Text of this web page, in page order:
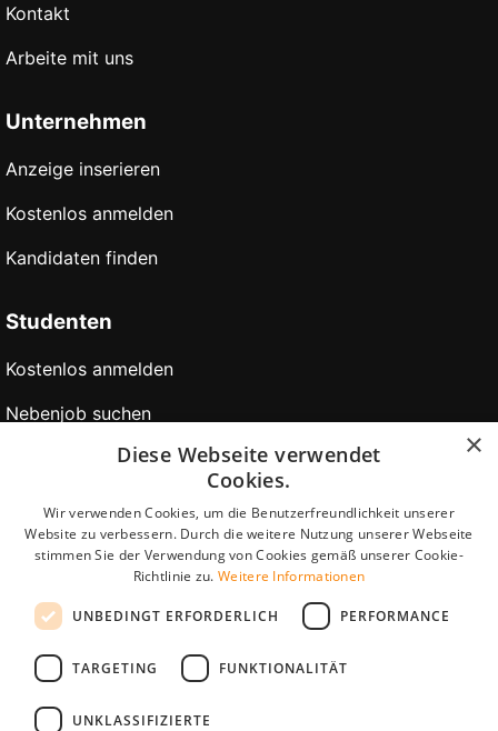
Kontakt
Arbeite mit uns
Unternehmen
Anzeige inserieren
Kostenlos anmelden
Kandidaten finden
Studenten
Kostenlos anmelden
Nebenjob suchen
Ferienjob suchen
Praktikum suchen
Bewerbungstipps
Unternehmensseiten
StudentJob International ist eine Tochtergesellschaft von
×
Diese Webseite verwendet
Cookies.
Wir verwenden Cookies, um die Benutzerfreundlichkeit unserer
Website zu verbessern. Durch die weitere Nutzung unserer Webseite
stimmen Sie der Verwendung von Cookies gemäß unserer Cookie-
Richtlinie zu. Weitere Informationen
UNBEDINGT ERFORDERLICH PERFORMANCE
TARGETING FUNKTIONALITÄT
UNKLASSIFIZIERTE